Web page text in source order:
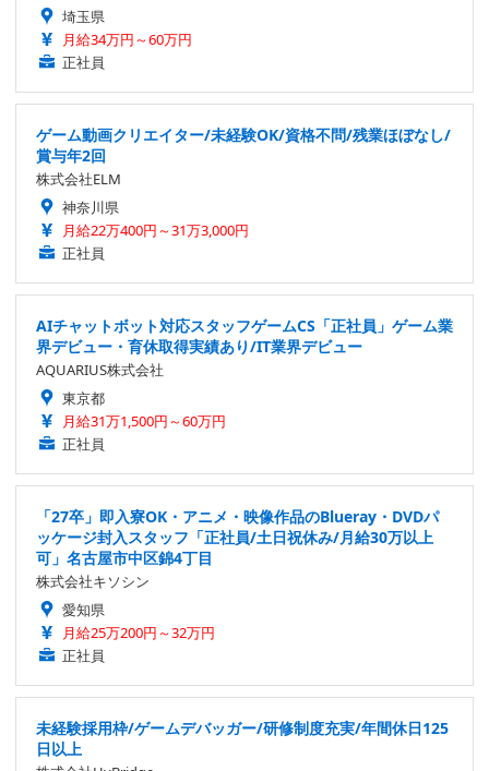
埼玉県
月給34万円～60万円
正社員
ゲーム動画クリエイター/未経験OK/資格不問/残業ほぼなし/
賞与年2回
株式会社ELM
神奈川県
月給22万400円～31万3,000円
正社員
AIチャットボット対応スタッフゲームCS「正社員」ゲーム業
界デビュー・育休取得実績あり/IT業界デビュー
AQUARIUS株式会社
東京都
月給31万1,500円～60万円
正社員
「27卒」即入寮OK・アニメ・映像作品のBlueray・DVDパ
ッケージ封入スタッフ「正社員/土日祝休み/月給30万以上
可」名古屋市中区錦4丁目
株式会社キソシン
愛知県
月給25万200円～32万円
正社員
未経験採用枠/ゲームデバッガー/研修制度充実/年間休日125
日以上